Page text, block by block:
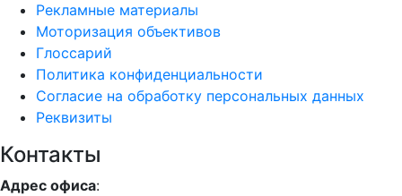
Рекламные материалы
Моторизация объективов
Глоссарий
Политика конфиденциальности
Согласие на обработку персональных данных
Реквизиты
Контакты
Адрес офиса: